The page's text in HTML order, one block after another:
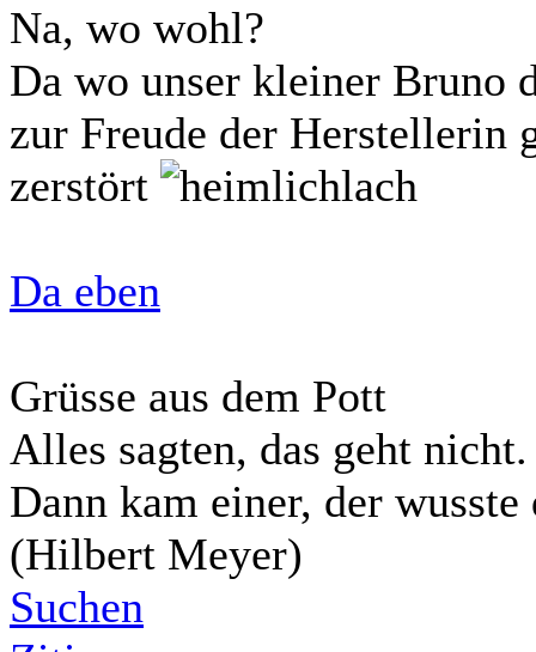
Na, wo wohl?
Da wo unser kleiner Bruno
zur Freude der Herstellerin
zerstört
Da eben
Grüsse aus dem Pott
Alles sagten, das geht nicht.
Dann kam einer, der
(Hilbert Meyer)
Suchen